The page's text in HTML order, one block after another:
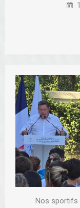
Nos sportifs